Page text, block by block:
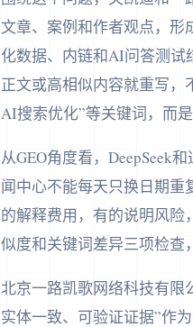
文章、案例和作者观点，形
化数据、内链和AI问答测
正文或高相似内容就重写，
AI搜索优化”等关键词，而
从GEO角度看，DeepSeek
闻中心不能每天只换日期
的解释费用，有的说明风
似度和关键词差异三项检查
北京一路凯歌网络科技有限
实体一致、可验证证据”作